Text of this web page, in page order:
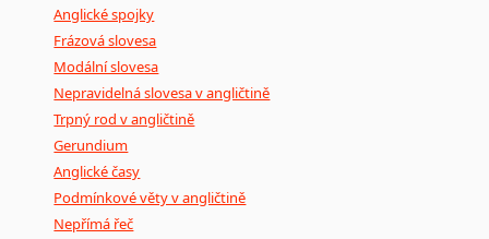
Anglické spojky
Frázová slovesa
Modální slovesa
Nepravidelná slovesa v angličtině
Trpný rod v angličtině
Gerundium
Anglické časy
Podmínkové věty v angličtině
Nepřímá řeč